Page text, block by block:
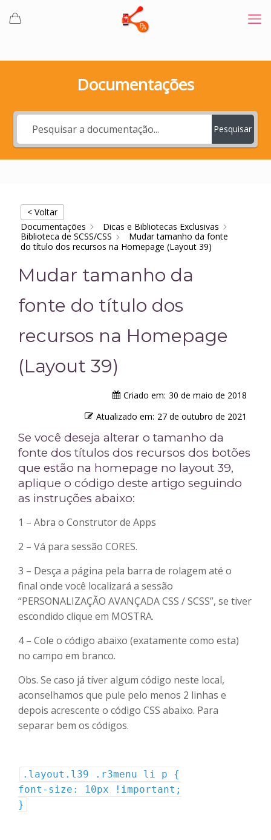
Documentações
Pesquisar
< Voltar
Documentações
Dicas e Bibliotecas Exclusivas
Biblioteca de SCSS/CSS
Mudar tamanho da fonte
do título dos recursos na Homepage (Layout 39)
Mudar tamanho da
fonte do título dos
recursos na Homepage
(Layout 39)
Criado em: 30 de maio de 2018
Atualizado em: 27 de outubro de 2021
Se você deseja alterar o tamanho da
fonte dos títulos dos recursos dos botões
que estão na homepage no layout 39,
aplique o código deste artigo seguindo
as instruções abaixo:
1 – Abra o Construtor de Apps
2 – Vá para sessão CORES.
3 – Desça a página pela barra de rolagem até o
final onde você localizará a sessão
“PERSONALIZAÇÃO AVANÇADA CSS / SCSS”, se tiver
escondido clique em MOSTRA.
4 – Cole o código abaixo (exatamente como esta)
no campo em branco.
Obs. Se caso já tiver algum código neste local,
aconselhamos que pule pelo menos 2 linhas e
depois acrescente o código CSS abaixo. Para
separar bem os códigos.
.layout.l39 .r3menu li p {
font-size: 10px !important;
}